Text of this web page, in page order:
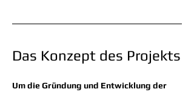
Das Konzept des Projekts
Um die Gründung und Entwicklung der